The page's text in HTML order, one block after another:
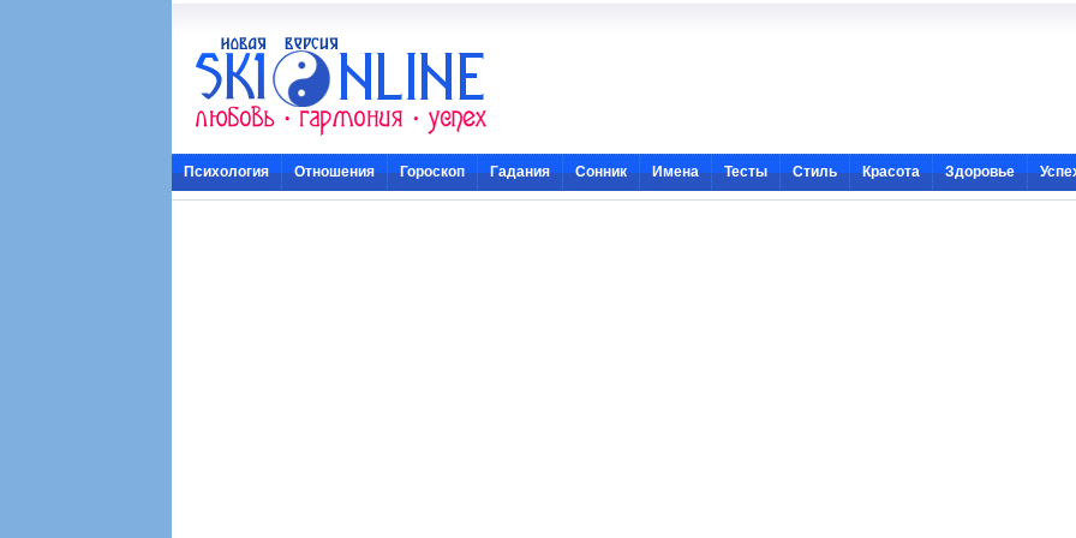
Психология Отношения Гороскоп Гадания Сонник Имена Тесты Стиль Красота Здоровье